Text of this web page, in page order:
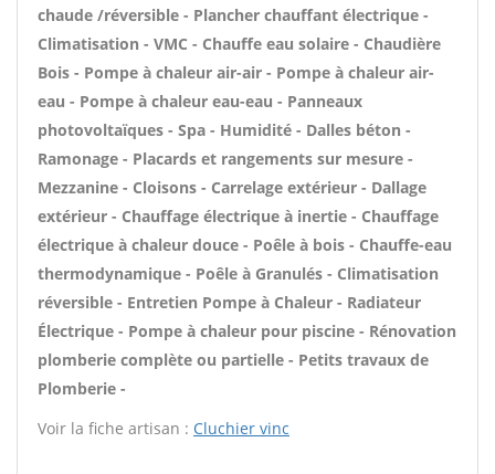
chaude /réversible - Plancher chauffant électrique -
Climatisation - VMC - Chauffe eau solaire - Chaudière
Bois - Pompe à chaleur air-air - Pompe à chaleur air-
eau - Pompe à chaleur eau-eau - Panneaux
photovoltaïques - Spa - Humidité - Dalles béton -
Ramonage - Placards et rangements sur mesure -
Mezzanine - Cloisons - Carrelage extérieur - Dallage
extérieur - Chauffage électrique à inertie - Chauffage
électrique à chaleur douce - Poêle à bois - Chauffe-eau
thermodynamique - Poêle à Granulés - Climatisation
réversible - Entretien Pompe à Chaleur - Radiateur
Électrique - Pompe à chaleur pour piscine - Rénovation
plomberie complète ou partielle - Petits travaux de
Plomberie -
Voir la fiche artisan : Cluchier vinc